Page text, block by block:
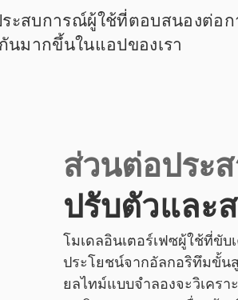
ะสบการณ์ผู้ใช้ที่ตอบสนองต่อ
นมากขึ้นในแอปของเรา
ส่วนต่อประ
ปรับตัวและ
โมเดลอินเตอร์เฟซผู้ใช้ที่ขับ
ประโยชน์จากอัลกอริทึมขั้น
ยลไทม์แบบจำลองจะวิเคร